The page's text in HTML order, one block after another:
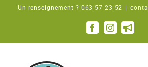
PasserUn renseignement ? 063 57 23 52
Facebook
Instagram
Email